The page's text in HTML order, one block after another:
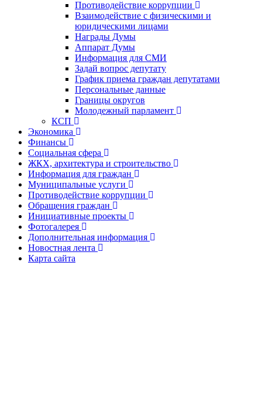
Противодействие коррупции
Взаимодействие с физическими и
юридическими лицами
Награды Думы
Аппарат Думы
Информация для СМИ
Задай вопрос депутату
График приема граждан депутатами
Персональные данные
Границы округов
Молодежный парламент
КСП
Экономика
Финансы
Социальная сфера
ЖКХ, архитектура и строительство
Информация для граждан
Муниципальные услуги
Противодействие коррупции
Обращения граждан
Инициативные проекты
Фотогалерея
Дополнительная информация
Новостная лента
Карта сайта